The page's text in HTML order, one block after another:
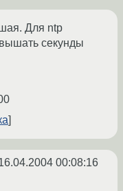
Для ntp
секунды
00:08:16